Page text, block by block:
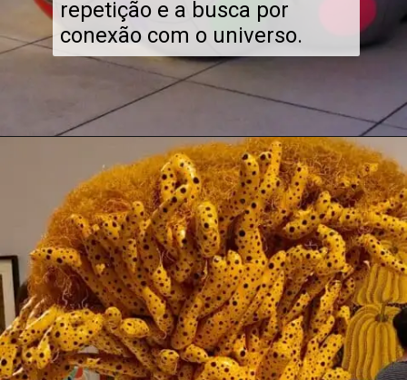
repetição e a busca por
conexão com o universo.